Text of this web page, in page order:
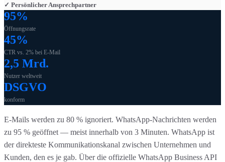
✓ Persönlicher Ansprechpartner
95%
Öffnungsrate
45%
CTR vs. 2% bei E-Mail
2,5 Mrd.
Nutzer weltweit
DSGVO
konform
E-Mails werden zu 80 % ignoriert. WhatsApp-Nachrichten werden
zu 95 % geöffnet — meist innerhalb von 3 Minuten. WhatsApp ist
der direkteste Kommunikationskanal zwischen Unternehmen und
Kunden, den es je gab. Über die offizielle WhatsApp Business API